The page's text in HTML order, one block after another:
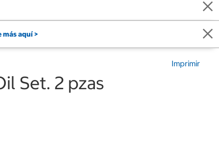
más aquí >
Imprimir
Set. 2 pzas